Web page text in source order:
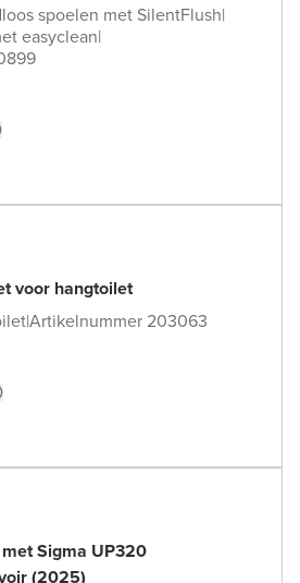
spoelen met SilentFlush|
easyclean|
voor hangtoilet
|Artikelnummer 203063
Sigma UP320
(2025)